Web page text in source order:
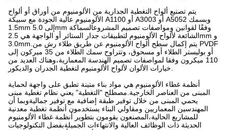
يتم تصنيع ألواح التغطية الجدارية من الألومنيوم من أوراق أو ألواح
الألومنيوم عالية الجودة مع سبيكة A1100 أو A3003 أو A5052 وبسمك
1.5mm إلى 5.0mm وفقًا لقوانين ومواصفات تصميم المشروعالسماكة
الشائعة لألواح الألومنيوم لتطبيقات جدار الستائر أو الواجهة هي 2.5mm و
3.0mm.يتم إكمال سطح ألواح الألومنيوم عن طريق طلاء رش من PVDF
أو بوليستر الطلاء أو مسحوق، وتتراوح سمك الطلاء من 35 ميركون إلى
110 ميكرون وفقا لمواصفات تصميم الهندسة المعمارية،وهناك العديد من
أنظمة غطاء الألومنيوم هي مواد بناء متينة تطبق على واجهة لحماية
المبنى من العناصر الخارجية.مصطلح "التغطية" يعني نظام تغطية مبنى
يحمي المبنى من خلال توفير طبقة إضافية مع توفير جماليةوبما أن
المهندسين المعماريين ومقاولي البناء يستخدمون أنظمة تغطية معدنية
للمشاريع الحالية،المصنعون يقومون بتطوير أنظمة غطاء الألومنيوم
الحديثة ذات الوظائف العالية والانتهاءات الجميلةبفضل التكنولوجيات